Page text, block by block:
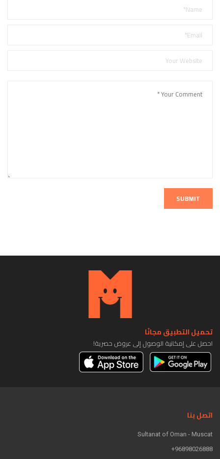
SUBMIT
تحميل التطبيق مجانًا
احصل على إمكانية الوصول إلى عروض حصرية!
اتصل بنا
Sultanat of Oman - Muscat
96898026888+